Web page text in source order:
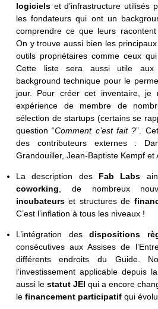
logiciels et d’infrastructure utilisés
les fondateurs qui ont un
comprendre ce que leurs
On y trouve aussi bien les
outils propriétaires comme ceux
Cette liste sera aussi utile aux
background technique pour le
jour. Pour créer cet inventaire, je
expérience de membre de
sélection de startups (certains se
question “Comment c’est fait ?”.
des contributeurs externes :
Grandouiller, Jean-Baptiste Kempf et
La description des Fab Labs
coworking , de nombreux
incubateurset structures de
C’est l’inflation à tous les niveaux !
L’intégration desdispositions
consécutives aux Assises de
différents endroits du Guide.
l’investissement applicable depuis
aussi le statut JEI qui a encore
le financement participatif qui